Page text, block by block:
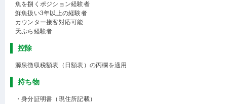
魚を捌くポジション経験者
鮮魚扱い3年以上の経験者
カウンター接客対応可能
天ぷら経験者
控除
源泉徴収税額表（日額表）の丙欄を適用
持ち物
・身分証明書（現住所記載）